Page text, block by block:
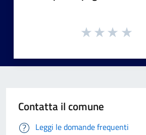
Contatta il comune
Leggi le domande frequenti